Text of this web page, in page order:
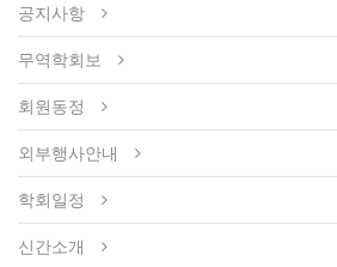
공지사항
무역학회보
회원동정
외부행사안내
학회일정
신간소개